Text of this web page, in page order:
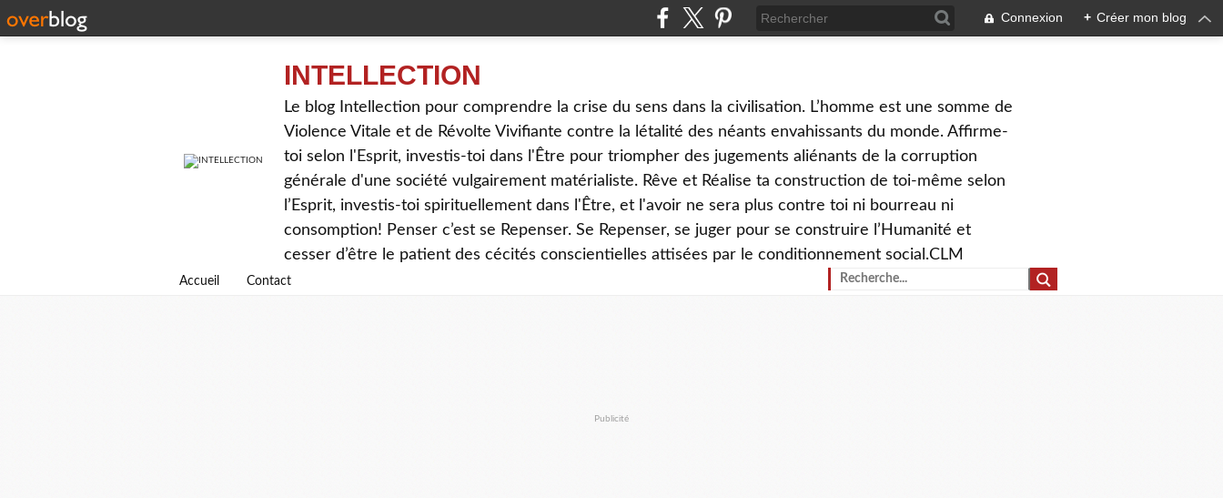
Connexion + Créer mon blog
INTELLECTION
Le blog Intellection pour comprendre la crise du sens dans la civilisation. L’homme est une somme de
Violence Vitale et de Révolte Vivifiante contre la létalité des néants envahissants du monde. Affirme-
toi selon l'Esprit, investis-toi dans l'Être pour triompher des jugements aliénants de la corruption
générale d'une société vulgairement matérialiste. Rêve et Réalise ta construction de toi-même selon
l’Esprit, investis-toi spirituellement dans l'Être, et l'avoir ne sera plus contre toi ni bourreau ni
consomption! Penser c’est se Repenser. Se Repenser, se juger pour se construire l’Humanité et
cesser d’être le patient des cécités conscientielles attisées par le conditionnement social.CLM
Accueil Contact
Publicité